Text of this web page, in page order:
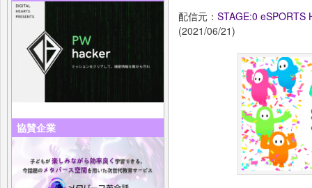
協賛企業
配信元： STAGE:0 eSPORTS
(2021/06/21)